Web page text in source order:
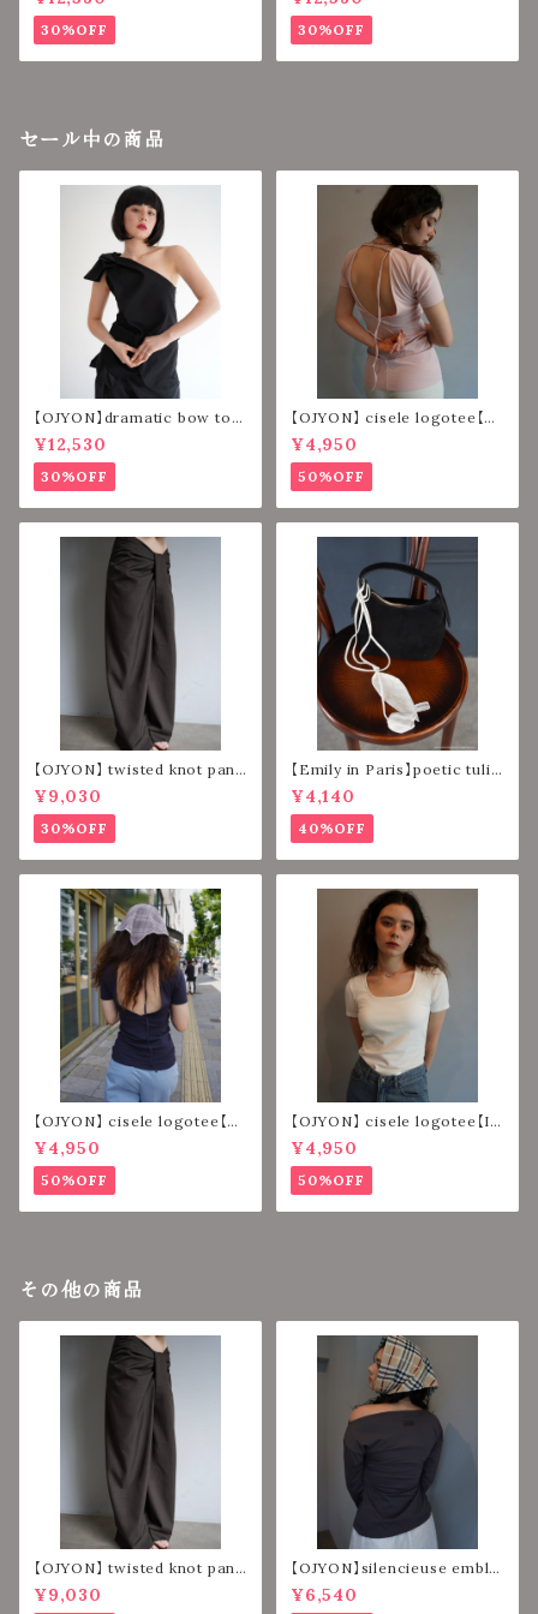
30%OFF 30%OFF
セール中の商品
【OJYON】dramatic bow top
【BLACK】
¥12,530
30%OFF
【OJYON】 cisele logotee【PI
NK】
¥4,950
50%OFF
【OJYON】 twisted knot pant
s 【DARK BROWN】
¥9,030
30%OFF
【Emily in Paris】poetic tulip
strap 【IVORY】
¥4,140
40%OFF
【OJYON】 cisele logotee【N
AVY】
¥4,950
50%OFF
【OJYON】 cisele logotee【IV
ORY】
¥4,950
50%OFF
その他の商品
【OJYON】 twisted knot pant
s 【DARK BROWN】
¥9,030
【OJYON】silencieuse emble
m tops【CHACORL】
¥6,540